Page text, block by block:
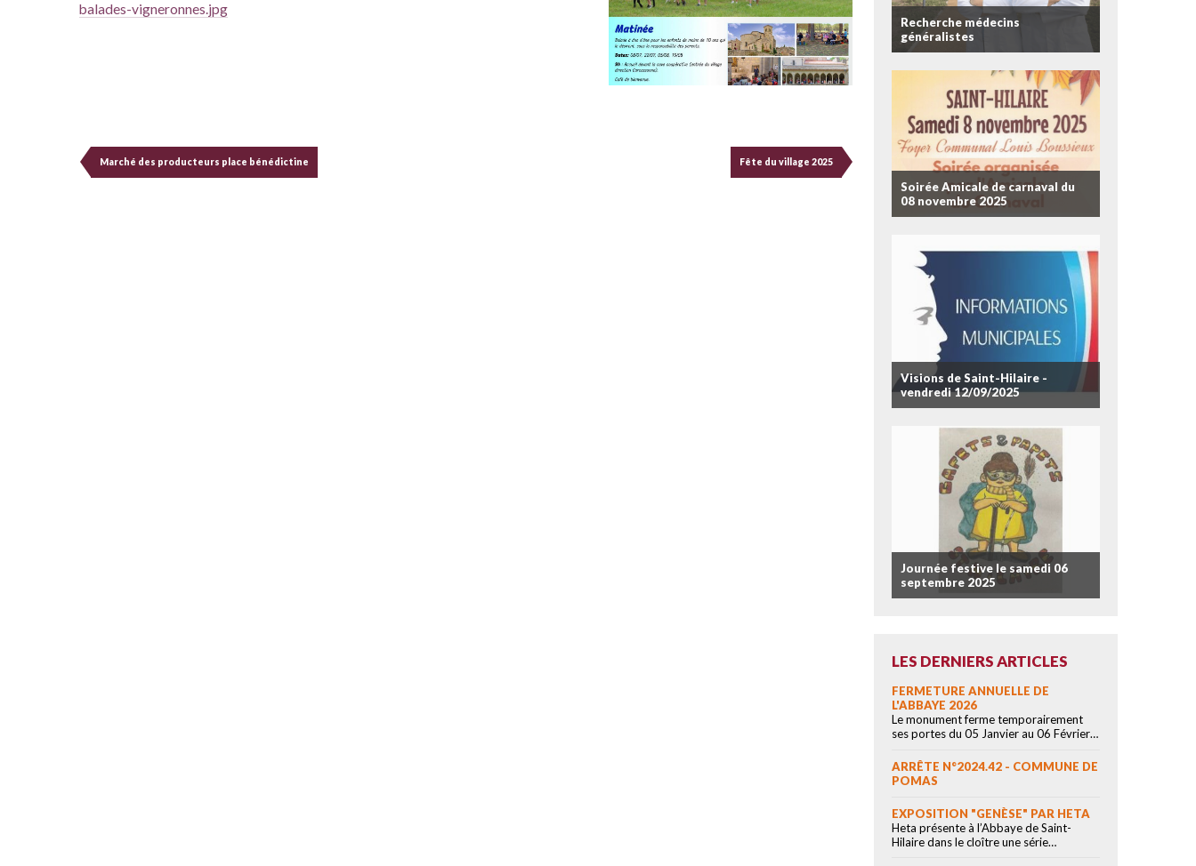
Recherche médecins
généralistes
Soirée Amicale de carnaval du
08 novembre 2025
Visions de Saint-Hilaire -
vendredi 12/09/2025
Journée festive le samedi 06
septembre 2025
LES DERNIERS ARTICLES
FERMETURE ANNUELLE DE
L'ABBAYE 2026
Le monument ferme temporairement
ses portes du 05 Janvier au 06 Février…
ARRÊTE N°2024.42 - COMMUNE DE
POMAS
EXPOSITION "GENÈSE" PAR HETA
Heta présente à l’Abbaye de Saint-
Hilaire dans le cloître une série…
balades-vigneronnes.jpg
Marché des producteurs place bénédictine Fête du village 2025